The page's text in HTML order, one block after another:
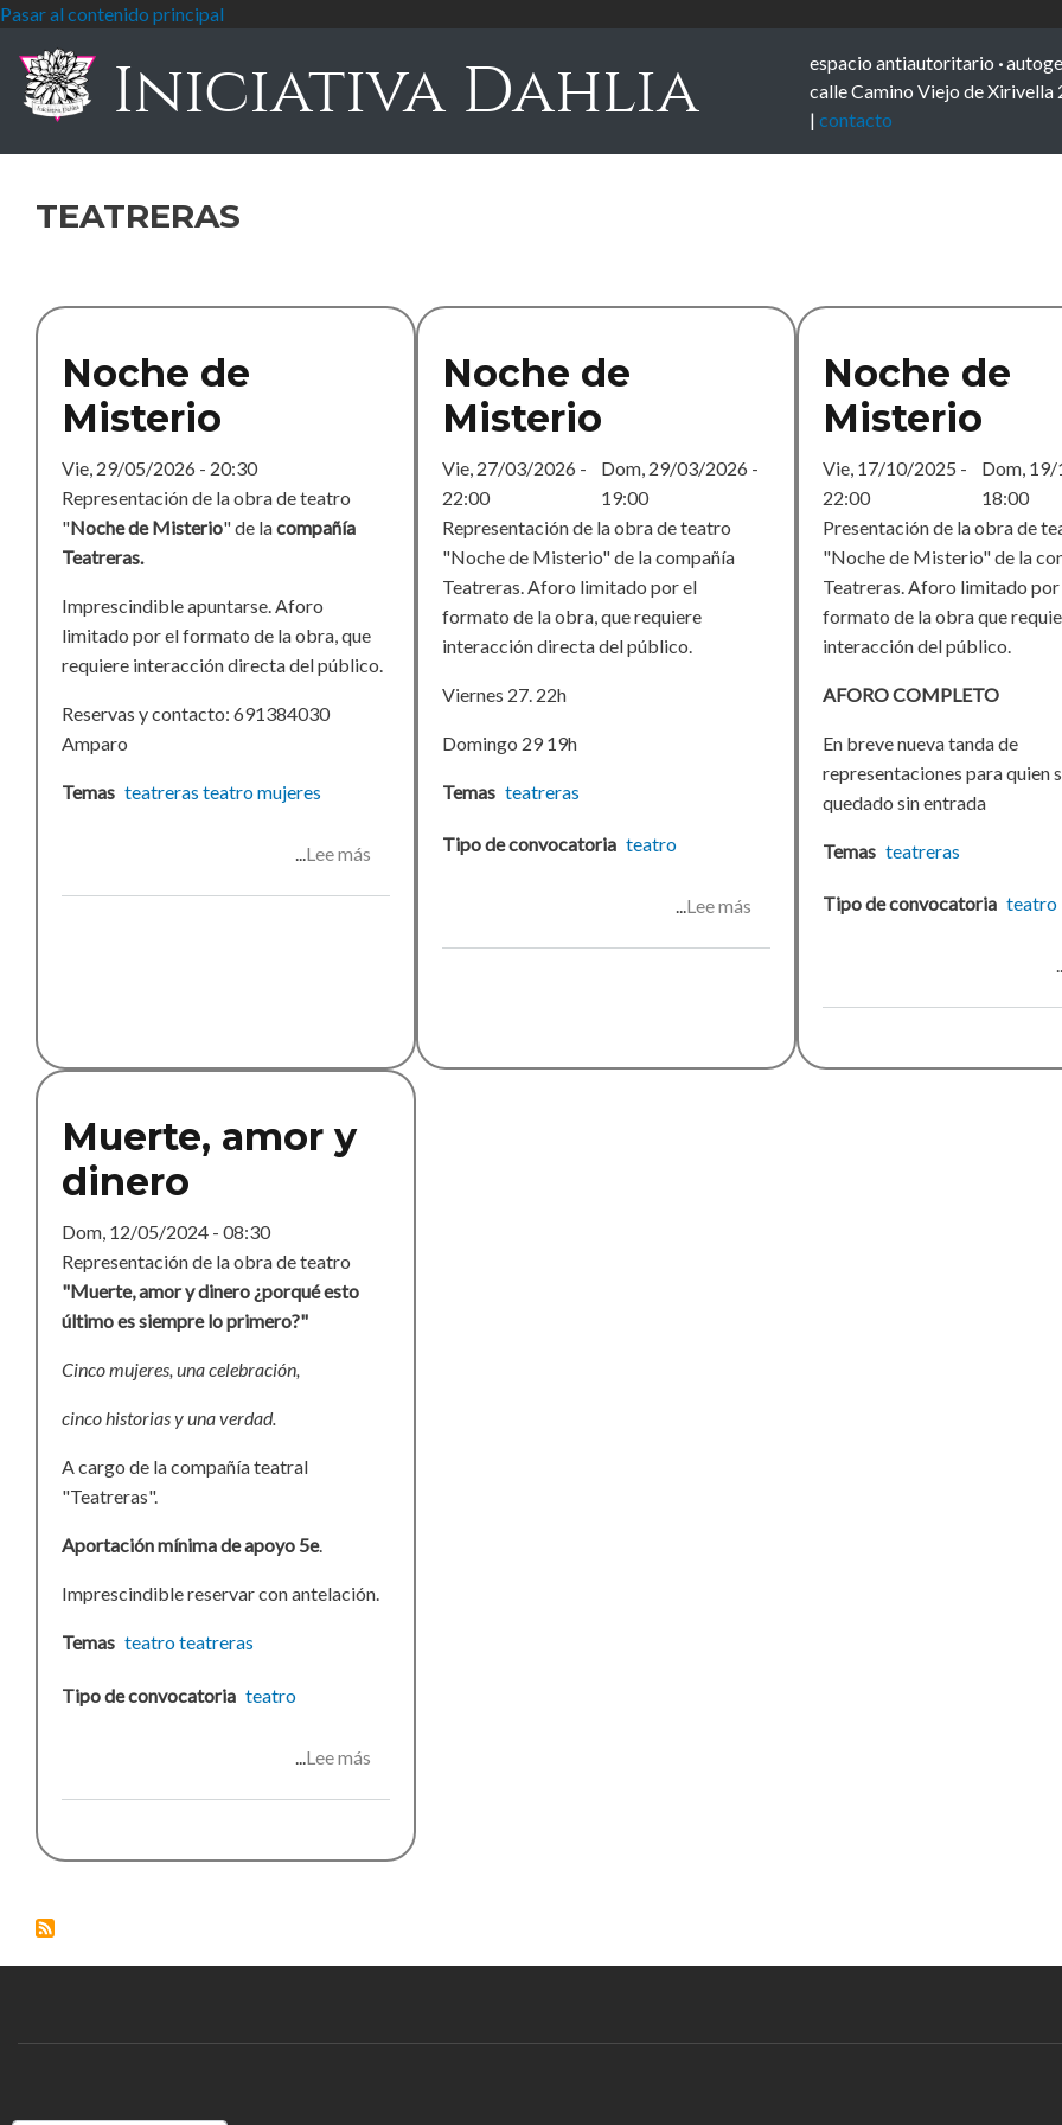
Pasar al contenido principal
Iniciativa Dahlia espacio antiautoritario ·
calle Camino Viejo de Xirivella
| contacto
teatreras
Noche de
Misterio
Vie, 29/05/2026 - 20:30
Representación de la obra de teatro
"Noche de Misterio" de lacompañía
Teatreras.
Imprescindible apuntarse. Aforo
limitado por el formato de la obra, que
requiere interacción directa del público.
Reservas y contacto: 691384030
Amparo
Temas teatreras teatromujeres
Lee más
Noche de
Misterio
Vie, 27/03/2026 -
22:00
Dom, 29/03/2026 -
19:00
Representación de la obra de teatro
"Noche de Misterio" de la compañía
Teatreras. Aforo limitado por el
formato de la obra, que requiere
interacción directa del público.
Viernes 27. 22h
Domingo 29 19h
Temas teatreras
Tipo de convocatoria teatro
Lee más
Noche de
Misterio
Vie, 17/10/2025 -
22:00
Dom,
18:00
Presentación de la obra de
"Noche de Misterio" de la
Teatreras. Aforo limitado por
formato de la obra que
interacción del público.
AFORO COMPLETO
En breve nueva tanda de
representaciones para quien
quedado sin entrada
Temas teatreras
Tipo de convocatoria teatro
Muerte, amor y
dinero
Dom, 12/05/2024 - 08:30
Representación de la obra de teatro
"Muerte, amor y dinero ¿porqué esto
último es siempre lo primero?"
Cinco mujeres, una celebración,
cinco historias y una verdad.
A cargo de la compañía teatral
"Teatreras".
Aportación mínima de apoyo 5e.
Imprescindible reservar con antelación.
Temas teatroteatreras
Tipo de convocatoria teatro
Lee más